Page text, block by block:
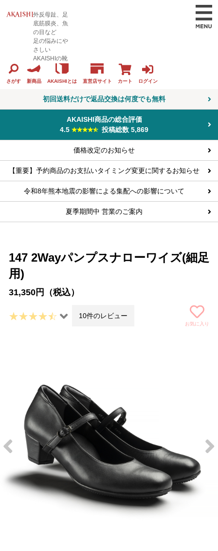
外反母趾、足
底筋膜炎、魚
の目など
足の悩みにや
さしい
AKAISHIの靴
さがす 新商品 AKAISHIとは 直営店サイト カート ログイン
初回送料だけで返品交換は何度でも無料
AKAISHI商品の総合評価
4.5
投稿総数 5,869
価格改定のお知らせ
【重要】予約商品のお支払いタイミング変更に関するお知らせ
令和8年熊本地震の影響による集配への影響について
夏季期間中 営業のご案内
147 2Wayパンプスナローワイズ(細足
用)
31,350円（税込）
10件のレビュー
お気に入り